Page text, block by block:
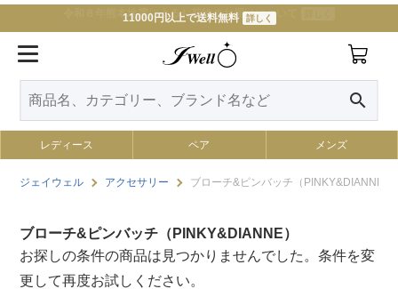
令和８年熊本地震によるお荷物のお届けについて
11000円以上で送料無料 詳しく
search
レディース ペア メンズ
ジェイウェル アクセサリー ブローチ&ピンバッチ（PINKY&DIANNE）
ブローチ&ピンバッチ（PINKY&DIANNE）
お探しの条件の商品は見つかりませんでした。条件を変
更して再度お試しください。